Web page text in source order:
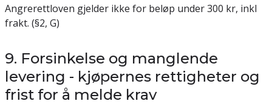
Angrerettloven gjelder ikke for beløp under 300 kr, inkl
frakt. (§2, G)
9. Forsinkelse og manglende
levering - kjøpernes rettigheter og
frist for å melde krav